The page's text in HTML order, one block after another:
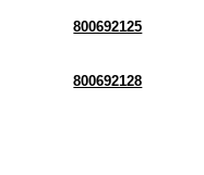
800692125
800692128